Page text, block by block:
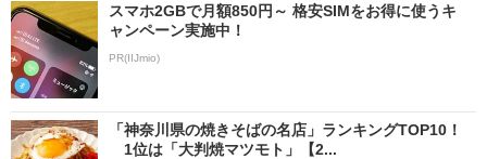
スマホ2GBで月額850円～ 格安SIMをお得に使うキ
ャンペーン実施中！
PR(IIJmio)
「神奈川県の焼きそばの名店」ランキングTOP10！
1位は「大判焼マツモト」【2...